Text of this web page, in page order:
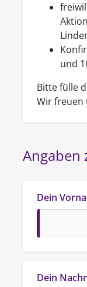
und
Bitte fülle
Wir freuen
Angaben
Dein
Dein